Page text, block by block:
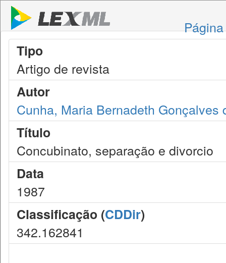
Tipo
Artigo de revista
Autor
Cunha, Maria Bernadeth Gonçalves
Título
Concubinato, separação e divorcio
Data
1987
Classificação (CDDir)
342.162841